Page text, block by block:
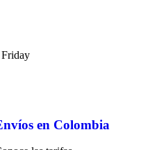
en Colombia